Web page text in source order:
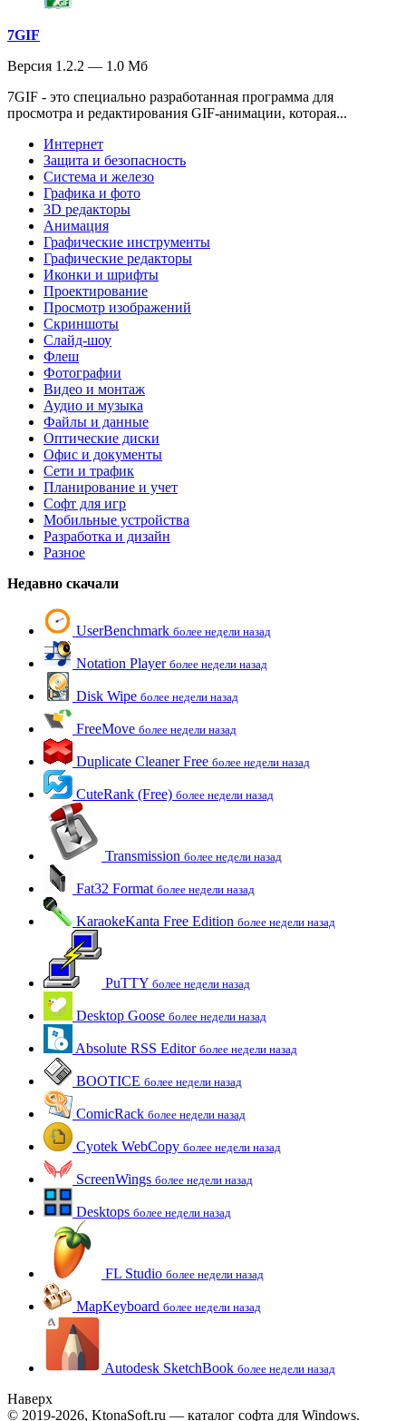
7GIF
Версия 1.2.2 — 1.0 Мб
7GIF - это специально разработанная программа для
просмотра и редактирования GIF-анимации, которая...
Интернет
Защита и безопасность
Система и железо
Графика и фото
3D редакторы
Анимация
Графические инструменты
Графические редакторы
Иконки и шрифты
Проектирование
Просмотр изображений
Скриншоты
Слайд-шоу
Флеш
Фотографии
Видео и монтаж
Аудио и музыка
Файлы и данные
Оптические диски
Офис и документы
Сети и трафик
Планирование и учет
Софт для игр
Мобильные устройства
Разработка и дизайн
Разное
Недавно скачали
UserBenchmark более недели назад
Notation Player более недели назад
Disk Wipe более недели назад
FreeMove более недели назад
Duplicate Cleaner Free более недели назад
CuteRank (Free) более недели назад
Transmission более недели назад
Fat32 Format более недели назад
KaraokeKanta Free Edition более недели назад
PuTTY более недели назад
Desktop Goose более недели назад
Absolute RSS Editor более недели назад
BOOTICE более недели назад
ComicRack более недели назад
Cyotek WebCopy более недели назад
ScreenWings более недели назад
Desktops более недели назад
FL Studio более недели назад
MapKeyboard более недели назад
Autodesk SketchBook более недели назад
Наверх
© 2019-2026, KtonaSoft.ru — каталог софта для Windows.